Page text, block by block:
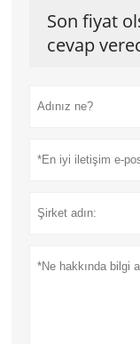
Son fiyat
cevap